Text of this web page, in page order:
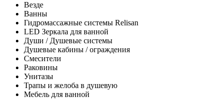
Везде
Ванны
Гидромассажные системы Relisan
LED Зеркала для ванной
Души / Душевые системы
Душевые кабины / ограждения
Смесители
Раковины
Унитазы
Трапы и желоба в душевую
Мебель для ванной